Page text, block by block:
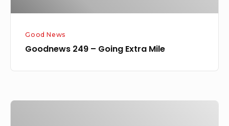
Good News
Goodnews 249 – Going Extra Mile